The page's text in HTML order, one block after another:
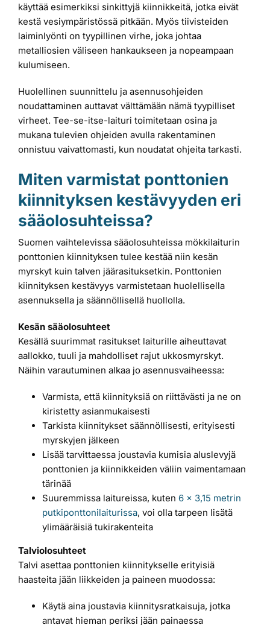
käyttää esimerkiksi sinkittyjä kiinnikkeitä, jotka eivät
kestä vesiympäristössä pitkään. Myös tiivisteiden
laiminlyönti on tyypillinen virhe, joka johtaa
metalliosien väliseen hankaukseen ja nopeampaan
kulumiseen.
Huolellinen suunnittelu ja asennusohjeiden
noudattaminen auttavat välttämään nämä tyypilliset
virheet. Tee-se-itse-laituri toimitetaan osina ja
mukana tulevien ohjeiden avulla rakentaminen
onnistuu vaivattomasti, kun noudatat ohjeita tarkasti.
Miten varmistat ponttonien
kiinnityksen kestävyyden eri
sääolosuhteissa?
Suomen vaihtelevissa sääolosuhteissa mökkilaiturin
ponttonien kiinnityksen tulee kestää niin kesän
myrskyt kuin talven jäärasituksetkin. Ponttonien
kiinnityksen kestävyys varmistetaan huolellisella
asennuksella ja säännöllisellä huollolla.
Kesän sääolosuhteet
Kesällä suurimmat rasitukset laiturille aiheuttavat
aallokko, tuuli ja mahdolliset rajut ukkosmyrskyt.
Näihin varautuminen alkaa jo asennusvaiheessa:
Varmista, että kiinnityksiä on riittävästi ja ne on
kiristetty asianmukaisesti
Tarkista kiinnitykset säännöllisesti, erityisesti
myrskyjen jälkeen
Lisää tarvittaessa joustavia kumisia aluslevyjä
ponttonien ja kiinnikkeiden väliin vaimentamaan
tärinää
Suuremmissa laitureissa, kuten 6 x 3,15 metrin
putkiponttonilaiturissa, voi olla tarpeen lisätä
ylimääräisiä tukirakenteita
Talviolosuhteet
Talvi asettaa ponttonien kiinnitykselle erityisiä
haasteita jään liikkeiden ja paineen muodossa:
Käytä aina joustavia kiinnitysratkaisuja, jotka
antavat hieman periksi jään painaessa